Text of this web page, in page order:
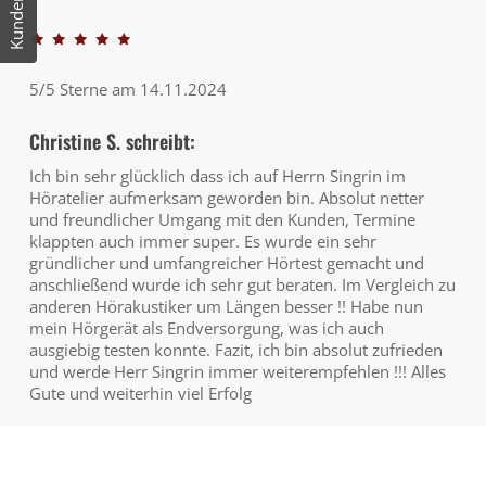
5/5 Sterne am 14.11.2024
Christine S. schreibt:
Ich bin sehr glücklich dass ich auf Herrn Singrin im
Höratelier aufmerksam geworden bin. Absolut netter
und freundlicher Umgang mit den Kunden, Termine
klappten auch immer super. Es wurde ein sehr
gründlicher und umfangreicher Hörtest gemacht und
anschließend wurde ich sehr gut beraten. Im Vergleich zu
anderen Hörakustiker um Längen besser !! Habe nun
mein Hörgerät als Endversorgung, was ich auch
ausgiebig testen konnte. Fazit, ich bin absolut zufrieden
und werde Herr Singrin immer weiterempfehlen !!! Alles
Gute und weiterhin viel Erfolg